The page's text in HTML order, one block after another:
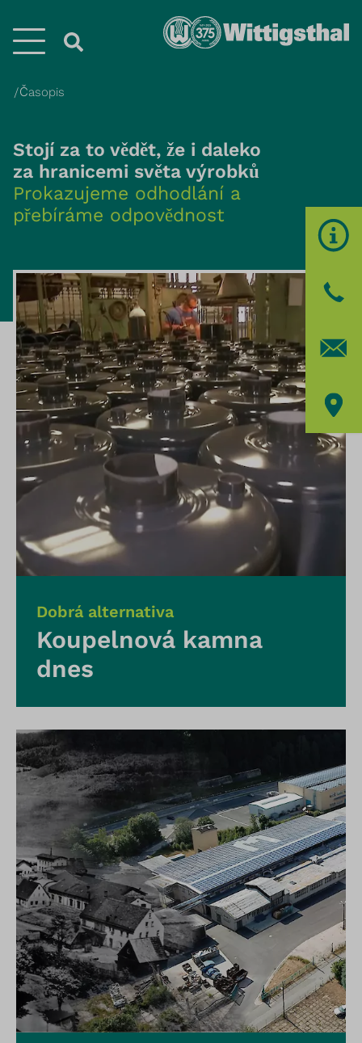
Menü
Časopis
Stojí za to vědět, že i daleko
za hranicemi světa výrobků
Prokazujeme odhodlání a
přebíráme odpovědnost
Dobrá alternativa
Koupelnová kamna
dnes